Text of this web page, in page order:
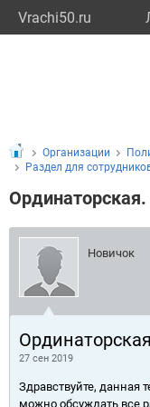
Vrachi50.ru
Организации
Раздел для
Ординаторская.
Новичок
27 сен 2019
Здравствуйте, данная
можно обсуждать все